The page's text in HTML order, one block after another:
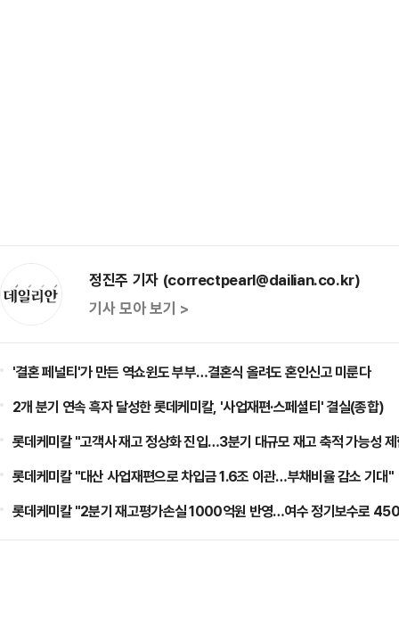
정진주 기자 (correctpearl@dailian.co.kr)
기사 모아 보기 >
'결혼 페널티'가 만든 역쇼윈도 부부…결혼식 올려도 혼인신고 미룬다
2개 분기 연속 흑자 달성한 롯데케미칼, '사업재편·스페셜티' 결실(종합)
롯데케미칼 "고객사 재고 정상화 진입…3분기 대규모 재고 축적 가능성
롯데케미칼 "대산 사업재편으로 차입금 1.6조 이관…부채비율 감소 기대"
롯데케미칼 "2분기 재고평가손실 1000억원 반영…여수 정기보수로